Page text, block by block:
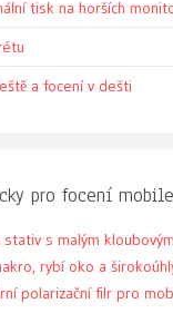
tisk na horších
a focení v dešti
pro focení
stativ s malým
rybí oko a
polarizační filr pro